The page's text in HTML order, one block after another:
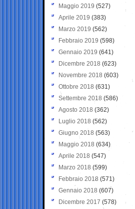
Maggio 2019 (527)
Aprile 2019 (383)
Marzo 2019 (562)
Febbraio 2019 (598)
Gennaio 2019 (641)
Dicembre 2018 (623)
Novembre 2018 (603)
Ottobre 2018 (631)
Settembre 2018 (586)
Agosto 2018 (362)
Luglio 2018 (562)
Giugno 2018 (563)
Maggio 2018 (634)
Aprile 2018 (547)
Marzo 2018 (599)
Febbraio 2018 (571)
Gennaio 2018 (607)
Dicembre 2017 (578)